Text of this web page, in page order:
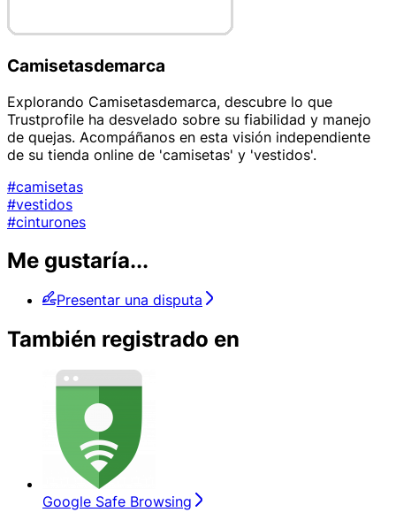
Camisetasdemarca
Explorando Camisetasdemarca, descubre lo que
Trustprofile ha desvelado sobre su fiabilidad y manejo
de quejas. Acompáñanos en esta visión independiente
de su tienda online de 'camisetas' y 'vestidos'.
#camisetas
#vestidos
#cinturones
Me gustaría...
Presentar una disputa
También registrado en
Google Safe Browsing